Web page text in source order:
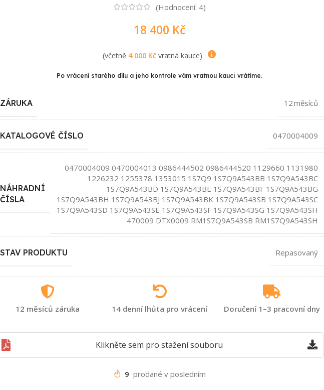
(Hodnocení: 4)
18 400 Kč
(včetně 4 000 Kčvratná kauce)
Po vrácení starého dílu a jeho kontrole vám vratnou kauci vrátíme.
ZÁRUKA 12 měsíců
KATALOGOVÉ ČÍSLO 0470004009
NÁHRADNÍ
ČÍSLA
0470004009 0470004013 0986444502 0986444520 1129660 1131980
1226232 1255378 1353015 1S7Q9 1S7Q9A543BB 1S7Q9A543BC
1S7Q9A543BD 1S7Q9A543BE 1S7Q9A543BF 1S7Q9A543BG
1S7Q9A543BH 1S7Q9A543BJ 1S7Q9A543BK 1S7Q9A543SB 1S7Q9A543SC
1S7Q9A543SD 1S7Q9A543SE 1S7Q9A543SF 1S7Q9A543SG 1S7Q9A543SH
470009 DTX0009 RM1S7Q9A543SB RM1S7Q9A543SH
STAV PRODUKTU Repasovaný
12 měsíců záruka 14 denní lhůta pro vrácení Doručení 1–3 pracovní dny
Klikněte sem pro stažení souboru
9 prodané v posledním